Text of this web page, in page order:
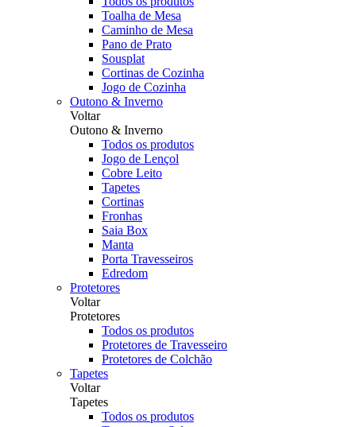
Toalha de Mesa
Caminho de Mesa
Pano de Prato
Sousplat
Cortinas de Cozinha
Jogo de Cozinha
Outono & Inverno
Voltar
Outono & Inverno
Todos os produtos
Jogo de Lençol
Cobre Leito
Tapetes
Cortinas
Fronhas
Saia Box
Manta
Porta Travesseiros
Edredom
Protetores
Voltar
Protetores
Todos os produtos
Protetores de Travesseiro
Protetores de Colchão
Tapetes
Voltar
Tapetes
Todos os produtos